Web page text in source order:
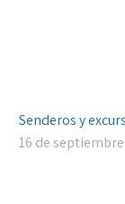
Senderos y
16 de